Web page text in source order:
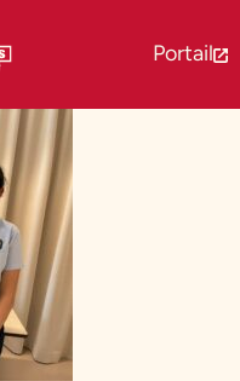
Portail